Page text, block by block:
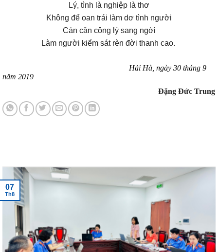
Lý, tình là nghiệp là thơ
Không để oan trái làm dơ tình người
Cán cân công lý sang ngời
Làm người kiểm sát rèn đời thanh cao.
Hải Hà, ngày 30 tháng 9
năm 2019
Đặng Đức Trung
07
Th8